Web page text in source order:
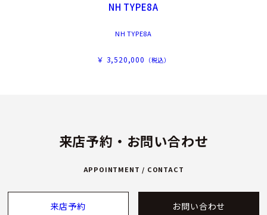
NH TYPE8A
NH TYPE8A
￥ 3,520,000 （税込）
来店予約・お問い合わせ
APPOINTMENT / CONTACT
来店予約 お問い合わせ